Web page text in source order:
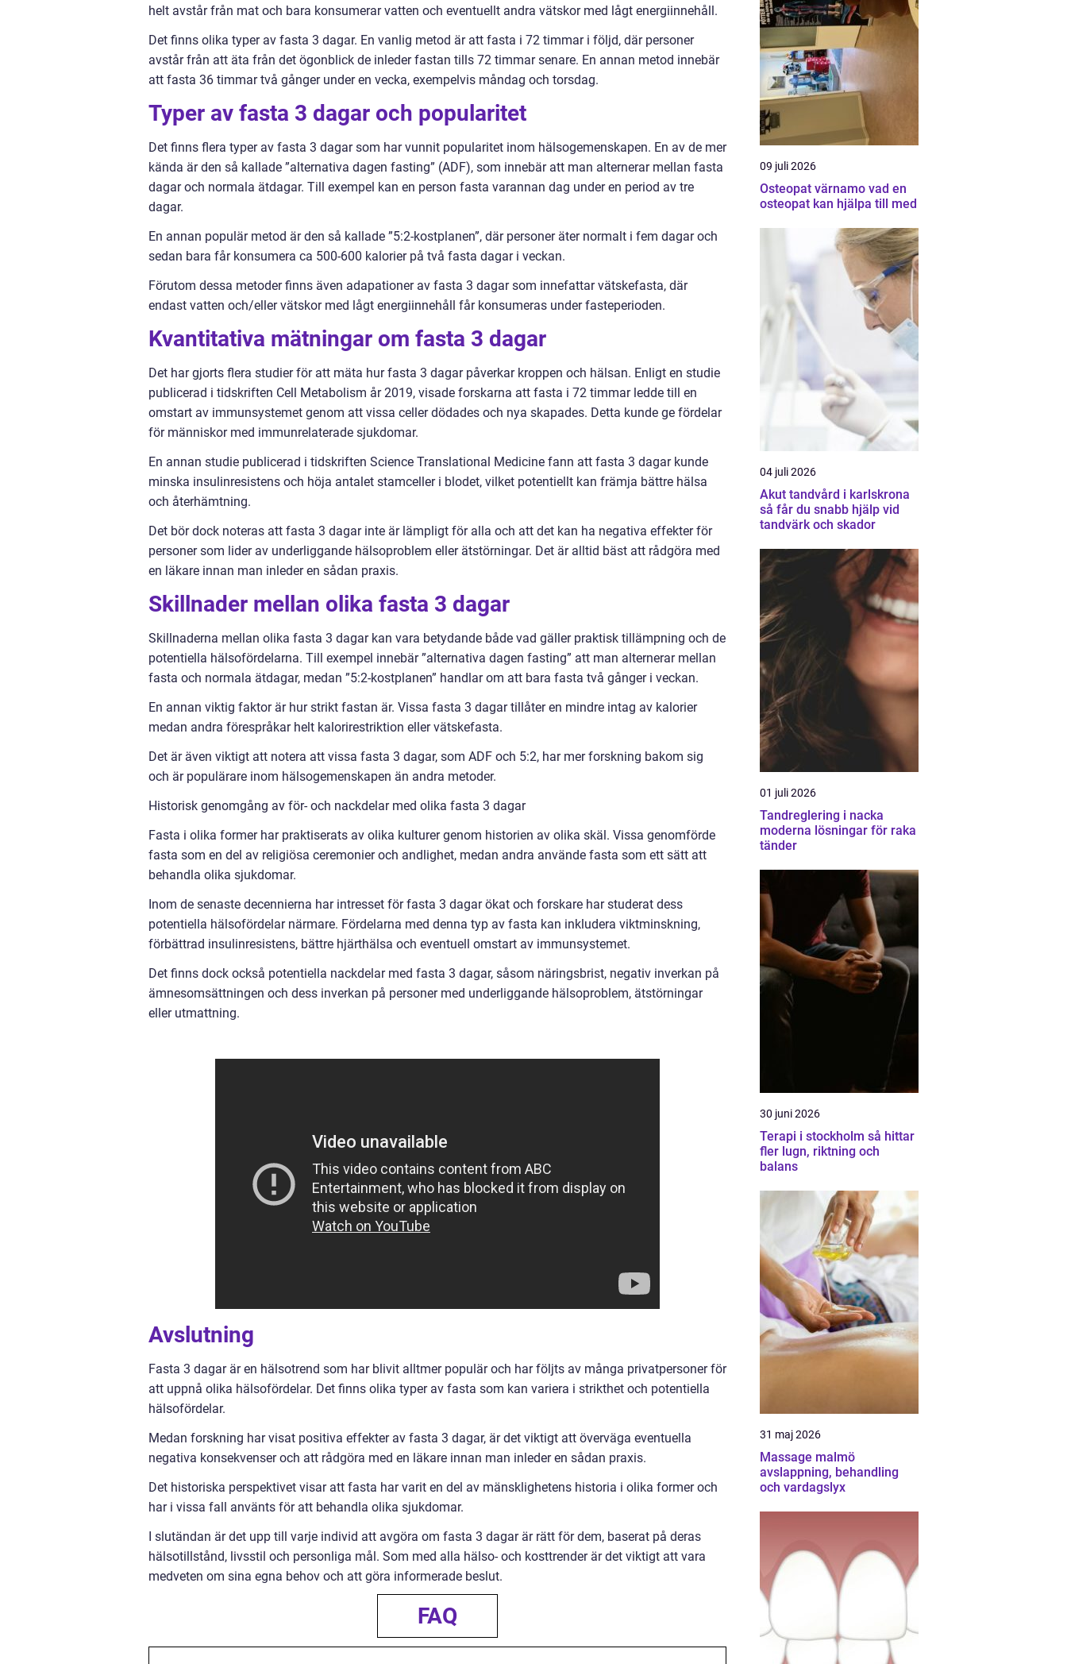
helt avstår från mat och bara konsumerar vatten och eventuellt andra vätskor med lågt energiinnehåll.
Det finns olika typer av fasta 3 dagar. En vanlig metod är att fasta i 72 timmar i följd, där personer
avstår från att äta från det ögonblick de inleder fastan tills 72 timmar senare. En annan metod innebär
att fasta 36 timmar två gånger under en vecka, exempelvis måndag och torsdag.
Typer av fasta 3 dagar och popularitet
Det finns flera typer av fasta 3 dagar som har vunnit popularitet inom hälsogemenskapen. En av de mer
kända är den så kallade ”alternativa dagen fasting” (ADF), som innebär att man alternerar mellan fasta
dagar och normala ätdagar. Till exempel kan en person fasta varannan dag under en period av tre
dagar.
En annan populär metod är den så kallade ”5:2-kostplanen”, där personer äter normalt i fem dagar och
sedan bara får konsumera ca 500-600 kalorier på två fasta dagar i veckan.
Förutom dessa metoder finns även adapationer av fasta 3 dagar som innefattar vätskefasta, där
endast vatten och/eller vätskor med lågt energiinnehåll får konsumeras under fasteperioden.
Kvantitativa mätningar om fasta 3 dagar
Det har gjorts flera studier för att mäta hur fasta 3 dagar påverkar kroppen och hälsan. Enligt en studie
publicerad i tidskriften Cell Metabolism år 2019, visade forskarna att fasta i 72 timmar ledde till en
omstart av immunsystemet genom att vissa celler dödades och nya skapades. Detta kunde ge fördelar
för människor med immunrelaterade sjukdomar.
En annan studie publicerad i tidskriften Science Translational Medicine fann att fasta 3 dagar kunde
minska insulinresistens och höja antalet stamceller i blodet, vilket potentiellt kan främja bättre hälsa
och återhämtning.
Det bör dock noteras att fasta 3 dagar inte är lämpligt för alla och att det kan ha negativa effekter för
personer som lider av underliggande hälsoproblem eller ätstörningar. Det är alltid bäst att rådgöra med
en läkare innan man inleder en sådan praxis.
Skillnader mellan olika fasta 3 dagar
Skillnaderna mellan olika fasta 3 dagar kan vara betydande både vad gäller praktisk tillämpning och de
potentiella hälsofördelarna. Till exempel innebär ”alternativa dagen fasting” att man alternerar mellan
fasta och normala ätdagar, medan ”5:2-kostplanen” handlar om att bara fasta två gånger i veckan.
En annan viktig faktor är hur strikt fastan är. Vissa fasta 3 dagar tillåter en mindre intag av kalorier
medan andra förespråkar helt kalorirestriktion eller vätskefasta.
Det är även viktigt att notera att vissa fasta 3 dagar, som ADF och 5:2, har mer forskning bakom sig
och är populärare inom hälsogemenskapen än andra metoder.
Historisk genomgång av för- och nackdelar med olika fasta 3 dagar
Fasta i olika former har praktiserats av olika kulturer genom historien av olika skäl. Vissa genomförde
fasta som en del av religiösa ceremonier och andlighet, medan andra använde fasta som ett sätt att
behandla olika sjukdomar.
Inom de senaste decennierna har intresset för fasta 3 dagar ökat och forskare har studerat dess
potentiella hälsofördelar närmare. Fördelarna med denna typ av fasta kan inkludera viktminskning,
förbättrad insulinresistens, bättre hjärthälsa och eventuell omstart av immunsystemet.
Det finns dock också potentiella nackdelar med fasta 3 dagar, såsom näringsbrist, negativ inverkan på
ämnesomsättningen och dess inverkan på personer med underliggande hälsoproblem, ätstörningar
eller utmattning.
Avslutning
Fasta 3 dagar är en hälsotrend som har blivit alltmer populär och har följts av många privatpersoner för
att uppnå olika hälsofördelar. Det finns olika typer av fasta som kan variera i strikthet och potentiella
hälsofördelar.
Medan forskning har visat positiva effekter av fasta 3 dagar, är det viktigt att överväga eventuella
negativa konsekvenser och att rådgöra med en läkare innan man inleder en sådan praxis.
Det historiska perspektivet visar att fasta har varit en del av mänsklighetens historia i olika former och
har i vissa fall använts för att behandla olika sjukdomar.
I slutändan är det upp till varje individ att avgöra om fasta 3 dagar är rätt för dem, baserat på deras
hälsotillstånd, livsstil och personliga mål. Som med alla hälso- och kosttrender är det viktigt att vara
medveten om sina egna behov och att göra informerade beslut.
FAQ
09 juli 2026
Osteopat värnamo vad en
osteopat kan hjälpa till med
04 juli 2026
Akut tandvård i karlskrona
så får du snabb hjälp vid
tandvärk och skador
01 juli 2026
Tandreglering i nacka
moderna lösningar för raka
tänder
30 juni 2026
Terapi i stockholm så hittar
fler lugn, riktning och
balans
31 maj 2026
Massage malmö
avslappning, behandling
och vardagslyx